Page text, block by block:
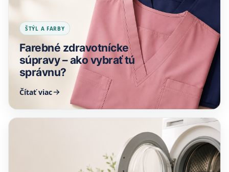
ŠTÝL A FARBY
Farebné zdravotnícke
súpravy – ako vybrať tú
správnu?
Čítať viac